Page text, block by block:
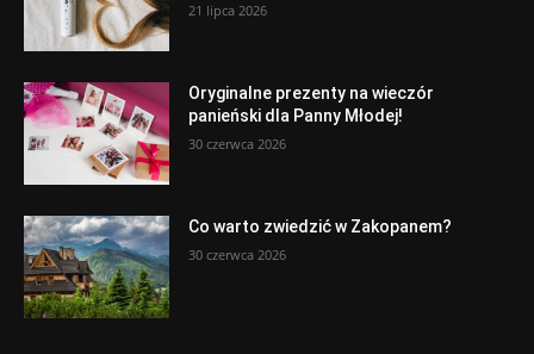
21 lipca 2026
Oryginalne prezenty na wieczór
panieński dla Panny Młodej!
30 czerwca 2026
Co warto zwiedzić w Zakopanem?
30 czerwca 2026